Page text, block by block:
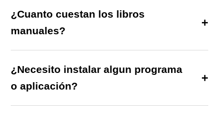
¿Cuanto cuestan los libros
manuales?
¿Necesito instalar algun programa
o aplicación?